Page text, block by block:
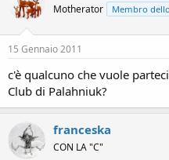
Motherator Membro
15 Gennaio 2011
c'è qualcuno che vuole
Club di Palahniuk?
franceska
CON LA "C"